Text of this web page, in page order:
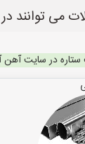
می توانند
در سایت آهن